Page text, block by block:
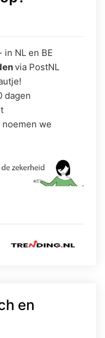
in NL en BE
via PostNL
dagen
noemen we
en